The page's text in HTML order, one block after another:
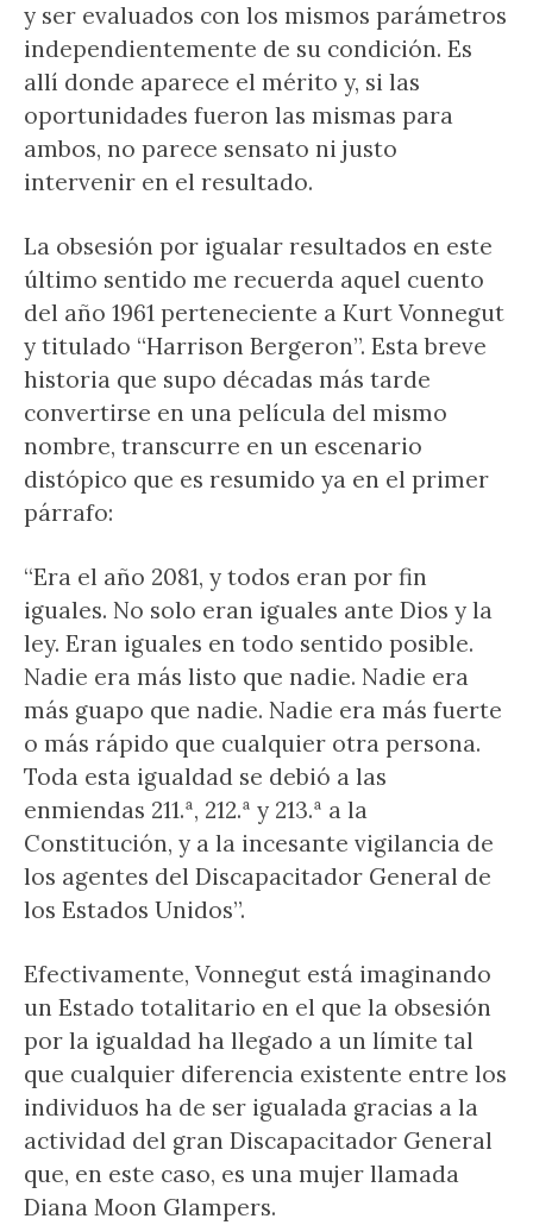
y ser evaluados con los mismos parámetros
independientemente de su condición. Es
allí donde aparece el mérito y, si las
oportunidades fueron las mismas para
ambos, no parece sensato ni justo
intervenir en el resultado.
La obsesión por igualar resultados en este
último sentido me recuerda aquel cuento
del año 1961 perteneciente a Kurt Vonnegut
y titulado “Harrison Bergeron”. Esta breve
historia que supo décadas más tarde
convertirse en una película del mismo
nombre, transcurre en un escenario
distópico que es resumido ya en el primer
párrafo:
“Era el año 2081, y todos eran por fin
iguales. No solo eran iguales ante Dios y la
ley. Eran iguales en todo sentido posible.
Nadie era más listo que nadie. Nadie era
más guapo que nadie. Nadie era más fuerte
o más rápido que cualquier otra persona.
Toda esta igualdad se debió a las
enmiendas 211.ª, 212.ª y 213.ª a la
Constitución, y a la incesante vigilancia de
los agentes del Discapacitador General de
los Estados Unidos”.
Efectivamente, Vonnegut está imaginando
un Estado totalitario en el que la obsesión
por la igualdad ha llegado a un límite tal
que cualquier diferencia existente entre los
individuos ha de ser igualada gracias a la
actividad del gran Discapacitador General
que, en este caso, es una mujer llamada
Diana Moon Glampers.